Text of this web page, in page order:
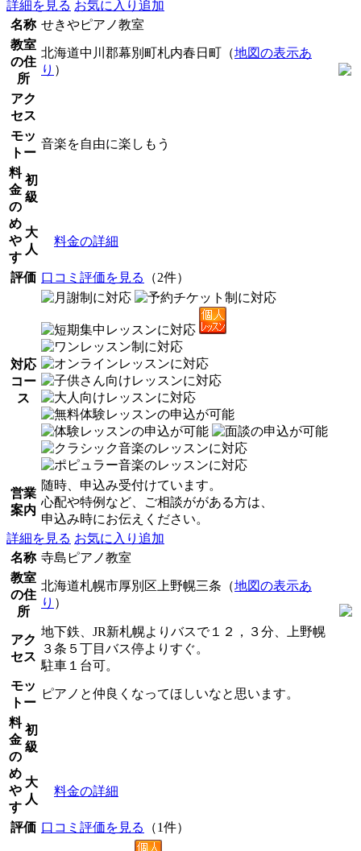
詳細を見る お気に入り追加
名称 せきやピアノ教室
教室
の住
所
北海道中川郡幕別町札内春日町（地図の表示あ
り ）
アク
セス
モッ
トー
音楽を自由に楽しもう
料
金
の
め
や
す
初
級
大
人
料金の詳細
評価 口コミ評価を見る （2件）
対応
コー
ス
営業
案内
随時、申込み受付けています。
心配や特例など、ご相談ががある方は、
申込み時にお伝えください。
詳細を見る お気に入り追加
名称 寺島ピアノ教室
教室
の住
所
北海道札幌市厚別区上野幌三条（地図の表示あ
り ）
アク
セス
地下鉄、JR新札幌よりバスで１２，３分、上野幌
３条５丁目バス停よりすぐ。
駐車１台可。
モッ
トー
ピアノと仲良くなってほしいなと思います。
料
金
の
め
や
す
初
級
大
人
料金の詳細
評価 口コミ評価を見る （1件）